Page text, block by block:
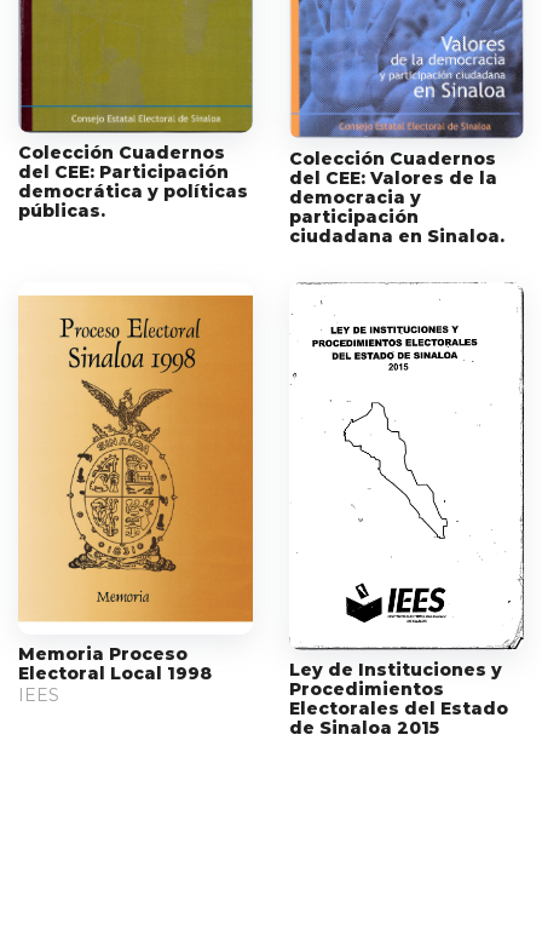
Colección Cuadernos
del CEE: Participación
democrática y políticas
públicas.
Colección Cuadernos
del CEE: Valores de la
democracia y
participación
ciudadana en Sinaloa.
Memoria Proceso
Electoral Local 1998
IEES
Ley de Instituciones y
Procedimientos
Electorales del Estado
de Sinaloa 2015